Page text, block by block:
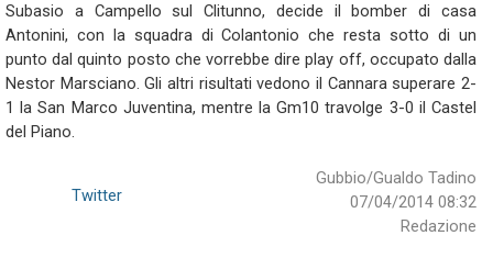
Subasio a Campello sul Clitunno, decide il bomber di casa
Antonini, con la squadra di Colantonio che resta sotto di un
punto dal quinto posto che vorrebbe dire play off, occupato dalla
Nestor Marsciano. Gli altri risultati vedono il Cannara superare 2-
1 la San Marco Juventina, mentre la Gm10 travolge 3-0 il Castel
del Piano.
Gubbio/Gualdo Tadino
07/04/2014 08:32
Redazione
Twitter